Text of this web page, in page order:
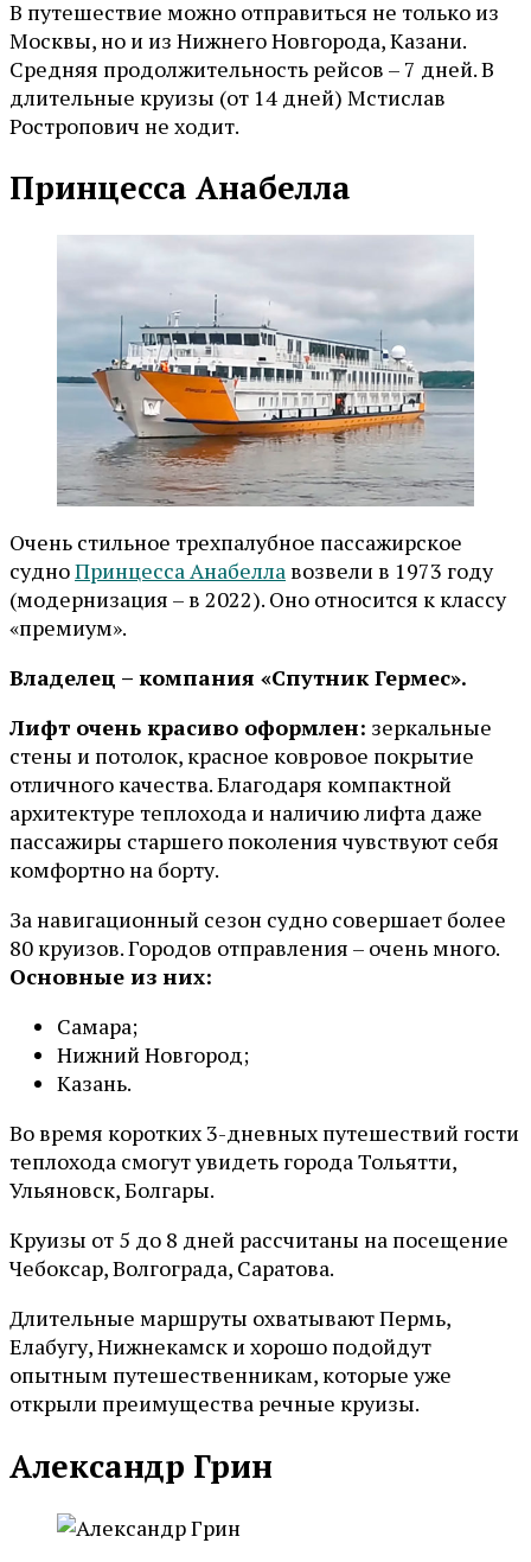
В путешествие можно отправиться не только из
Москвы, но и из Нижнего Новгорода, Казани.
Средняя продолжительность рейсов – 7 дней. В
длительные круизы (от 14 дней) Мстислав
Ростропович не ходит.
Принцесса Анабелла
Очень стильное трехпалубное пассажирское
судноПринцесса Анабеллавозвели в 1973 году
(модернизация – в 2022). Оно относится к классу
«премиум».
Владелец – компания «Спутник Гермес».
Лифт очень красиво оформлен: зеркальные
стены и потолок, красное ковровое покрытие
отличного качества. Благодаря компактной
архитектуре теплохода и наличию лифта даже
пассажиры старшего поколения чувствуют себя
комфортно на борту.
За навигационный сезон судно совершает более
80 круизов. Городов отправления – очень много.
Основные из них:
Самара;
Нижний Новгород;
Казань.
Во время коротких 3-дневных путешествий гости
теплохода смогут увидеть города Тольятти,
Ульяновск, Болгары.
Круизы от 5 до 8 дней рассчитаны на посещение
Чебоксар, Волгограда, Саратова.
Длительные маршруты охватывают Пермь,
Елабугу, Нижнекамск и хорошо подойдут
опытным путешественникам, которые уже
открыли преимущества речные круизы.
Александр Грин